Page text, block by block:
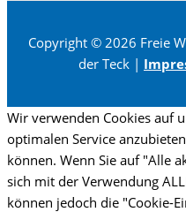
Copyright © 2026 Freie
der Teck |
Wir verwenden Cookies auf
optimalen Service
können. Wenn Sie auf "Alle
sich mit der Verwendung
können jedoch die "Cookie-